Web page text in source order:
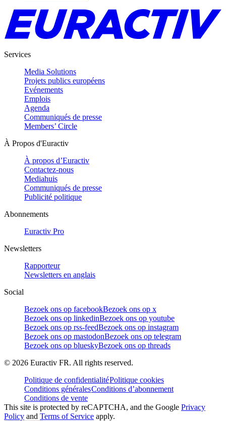
Services
Media Solutions
Projets publics européens
Evénements
Emplois
Agenda
Communiqués de presse
Members’ Circle
À Propos d'Euractiv
À propos d’Euractiv
Contactez-nous
Mediahuis
Communiqués de presse
Publicité politique
Abonnements
Euractiv Pro
Newsletters
Rapporteur
Newsletters en anglais
Social
Bezoek ons op facebookBezoek ons op x
Bezoek ons op linkedinBezoek ons op youtube
Bezoek ons op rss-feedBezoek ons op instagram
Bezoek ons op mastodonBezoek ons op telegram
Bezoek ons op blueskyBezoek ons op threads
© 2026 Euractiv FR. All rights reserved.
Politique de confidentialitéPolitique cookies
Conditions généralesConditions d’abonnement
Conditions de vente
This site is protected by reCAPTCHA, and the Google Privacy
Policy and Terms of Service apply.